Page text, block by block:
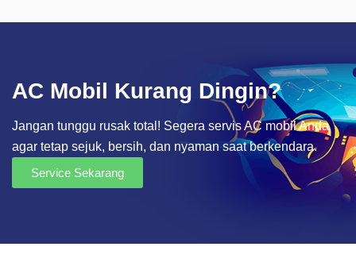
AC Mobil Kurang Dingin?
Jangan tunggu rusak total! Segera servis AC mobil Anda
agar tetap sejuk, bersih, dan nyaman saat berkendara.
Service Sekarang